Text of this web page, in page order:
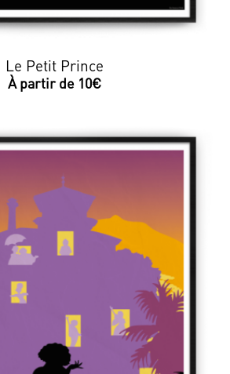
Le Petit Prince